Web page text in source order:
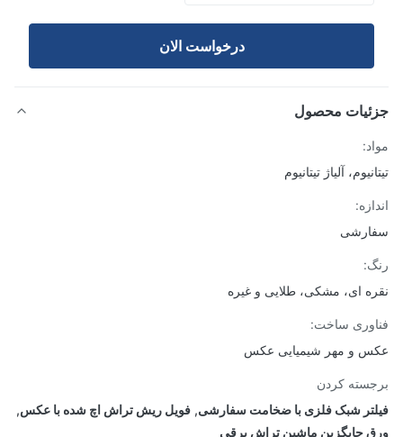
درخواست الان
محصول
آلیاژ تیتانیوم
ای، مشکی، طلایی و غیره
ساخت:
و مهر شیمیایی عکس
کردن
شبک فلزی با ضخامت سفارشی, فویل ریش تراش اچ شده با عکس,
جایگزین ماشین تراش برقی